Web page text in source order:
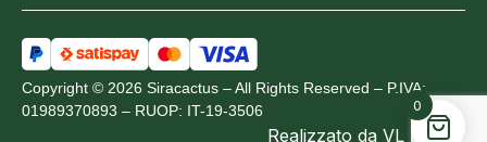
Copyright © 2026 Siracactus – All Rights Reserved – P.IVA:
01989370893 – RUOP: IT-19-3506
Realizzato da VL Design
0